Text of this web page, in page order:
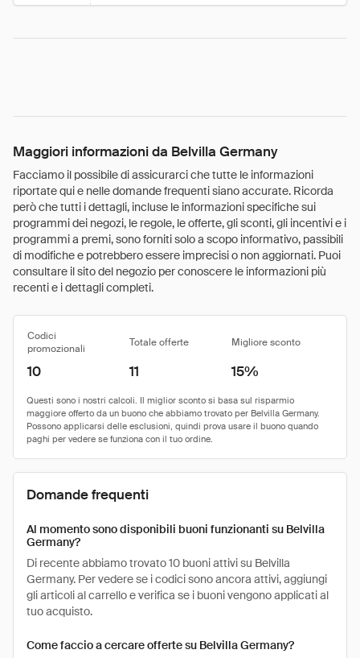
Maggiori informazioni da Belvilla Germany
Facciamo il possibile di assicurarci che tutte le informazioni
riportate qui e nelle domande frequenti siano accurate. Ricorda
però che tutti i dettagli, incluse le informazioni specifiche sui
programmi dei negozi, le regole, le offerte, gli sconti, gli incentivi e i
programmi a premi, sono forniti solo a scopo informativo, passibili
di modifiche e potrebbero essere imprecisi o non aggiornati. Puoi
consultare il sito del negozio per conoscere le informazioni più
recenti e i dettagli completi.
Codici
promozionali
Totale offerte Migliore sconto
10 11 15%
Domande frequenti
Al momento sono disponibili buoni funzionanti su Belvilla
Germany?
Di recente abbiamo trovato 10 buoni attivi su Belvilla
Germany. Per vedere se i codici sono ancora attivi, aggiungi
gli articoli al carrello e verifica se i buoni vengono applicati al
tuo acquisto.
Come faccio a cercare offerte su Belvilla Germany?